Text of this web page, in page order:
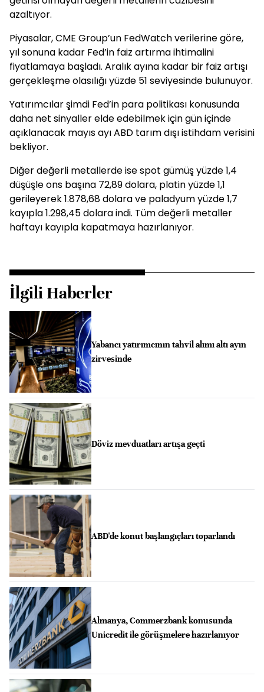
azaltıyor.
Piyasalar, CME Group’un FedWatch verilerine göre,
yıl sonuna kadar Fed’in faiz artırma ihtimalini
fiyatlamaya başladı. Aralık ayına kadar bir faiz artışı
gerçekleşme olasılığı yüzde 51 seviyesinde bulunuyor.
Yatırımcılar şimdi Fed’in para politikası konusunda
daha net sinyaller elde edebilmek için gün içinde
açıklanacak mayıs ayı ABD tarım dışı istihdam verisini
bekliyor.
Diğer değerli metallerde ise spot gümüş yüzde 1,4
düşüşle ons başına 72,89 dolara, platin yüzde 1,1
gerileyerek 1.878,68 dolara ve paladyum yüzde 1,7
kayıpla 1.298,45 dolara indi. Tüm değerli metaller
haftayı kayıpla kapatmaya hazırlanıyor.
İlgili Haberler
Yabancı yatırımcının tahvil alımı altı ayın
zirvesinde
Döviz mevduatları artışa geçti
ABD'de konut başlangıçları toparlandı
Almanya, Commerzbank konusunda
Unicredit ile görüşmelere hazırlanıyor